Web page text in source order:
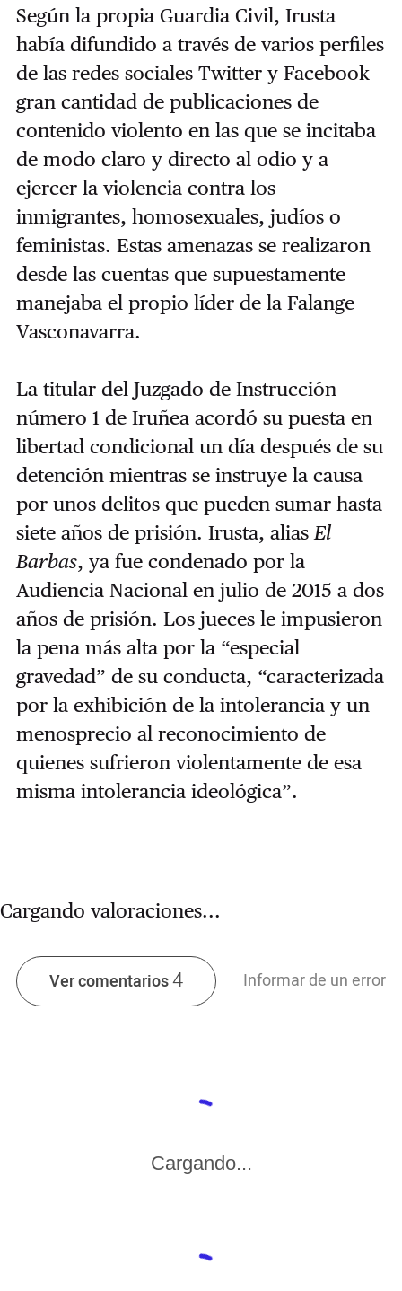
Según la propia Guardia Civil, Irusta
había difundido a través de varios perfiles
de las redes sociales Twitter y Facebook
gran cantidad de publicaciones de
contenido violento en las que se incitaba
de modo claro y directo al odio y a
ejercer la violencia contra los
inmigrantes, homosexuales, judíos o
feministas. Estas amenazas se realizaron
desde las cuentas que supuestamente
manejaba el propio líder de la Falange
Vasconavarra.
La titular del Juzgado de Instrucción
número 1 de Iruñea acordó su puesta en
libertad condicional un día después de su
detención mientras se instruye la causa
por unos delitos que pueden sumar hasta
siete años de prisión. Irusta, alias El
Barbas, ya fue condenado por la
Audiencia Nacional en julio de 2015 a dos
años de prisión. Los jueces le impusieron
la pena más alta por la “especial
gravedad” de su conducta, “caracterizada
por la exhibición de la intolerancia y un
menosprecio al reconocimiento de
quienes sufrieron violentamente de esa
misma intolerancia ideológica”.
Cargando valoraciones...
Ver comentarios4 Informar de un error
Cargando...